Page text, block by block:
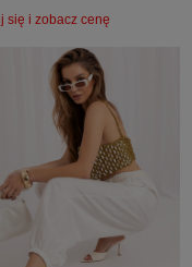
się i zobacz cenę